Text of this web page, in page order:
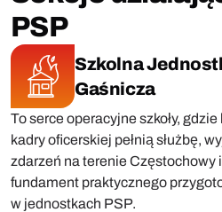
PSP
Szkolna
Gaśnicza
To serce operacyjne szkoły,
kadry oficerskiej pełnią służbę,
zdarzeń na terenie Częstochowy
fundament praktycznego
w jednostkach PSP.